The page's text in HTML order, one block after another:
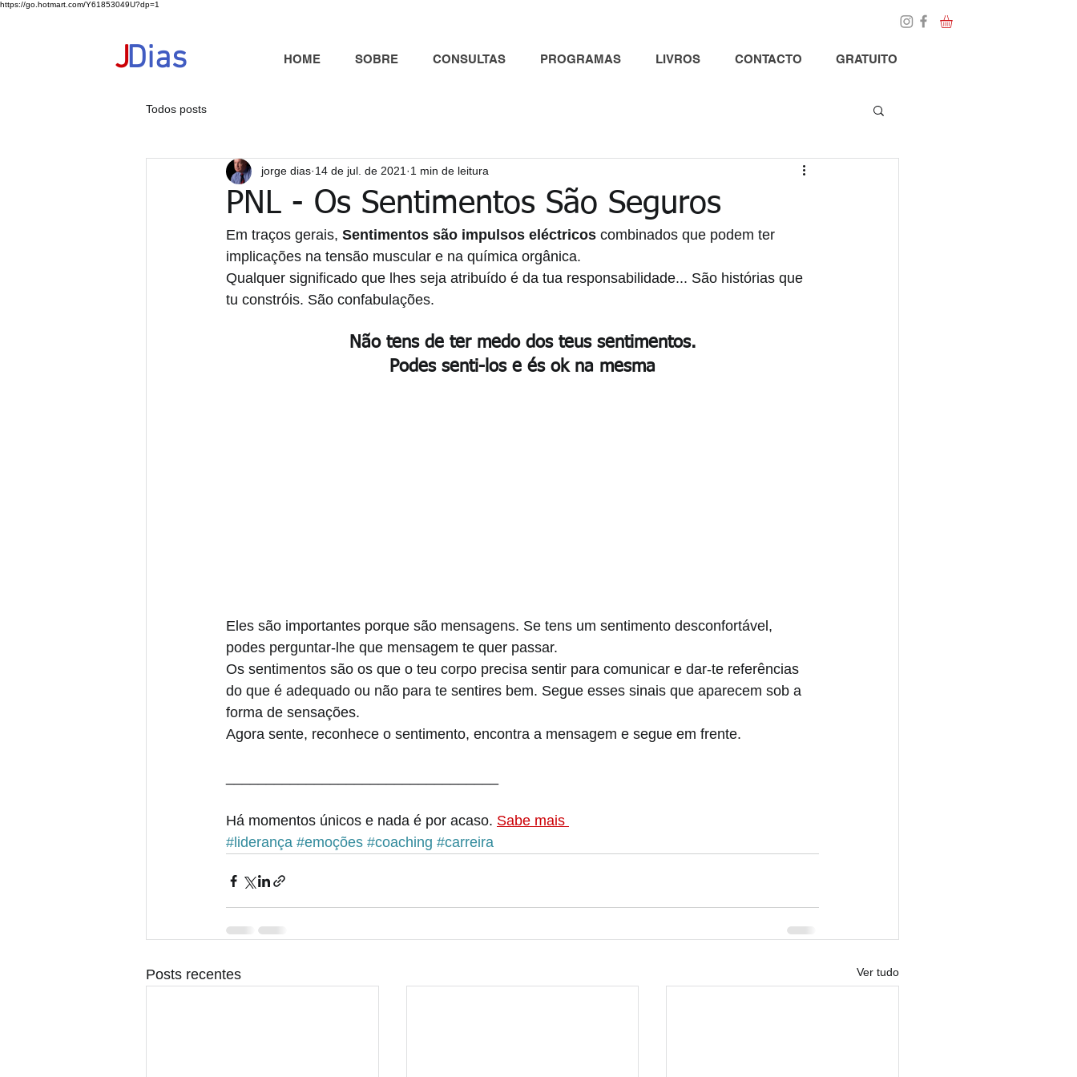
https://go.hotmart.com/Y61853049U?dp=1
JDias HOME SOBRE CONSULTAS PROGRAMAS LIVROS CONTACTO GRATUITO
Todos posts
PNL - Os Sentimentos São Seguros
jorge dias 14 de jul. de 2021 1 min de leitura
Em traços gerais, Sentimentos são impulsos eléctricos combinados que podem ter
implicações na tensão muscular e na química orgânica.
Qualquer significado que lhes seja atribuído é da tua responsabilidade... São histórias que
tu constróis. São confabulações.
Não tens de ter medo dos teus sentimentos.
Podes senti-los e és ok na mesma
Eles são importantes porque são mensagens. Se tens um sentimento desconfortável,
podes perguntar-lhe que mensagem te quer passar.
Os sentimentos são os que o teu corpo precisa sentir para comunicar e dar-te referências
do que é adequado ou não para te sentires bem. Segue esses sinais que aparecem sob a
forma de sensações.
Agora sente, reconhece o sentimento, encontra a mensagem e segue em frente.
Há momentos únicos e nada é por acaso. Sabe mais
#liderança #emoções #coaching #carreira
Posts recentes Ver tudo